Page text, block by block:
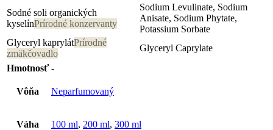
Sodné soli organických
kyselínPrírodné konzervanty
Sodium Levulinate, Sodium
Anisate, Sodium Phytate,
Potassium Sorbate
Glyceryl kaprylátPrírodné
zmäkčovadlo
Glyceryl Caprylate
Hmotnosť -
Vôňa Neparfumovaný
Váha 100 ml, 200 ml, 300 ml